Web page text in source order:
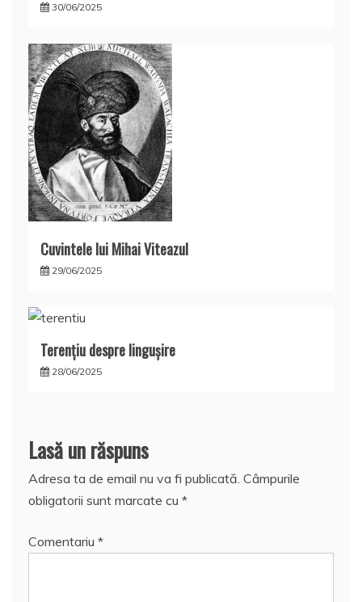
30/06/2025
Cuvintele lui Mihai Viteazul
29/06/2025
Terențiu despre lingușire
28/06/2025
Lasă un răspuns
Adresa ta de email nu va fi publicată. Câmpurile
obligatorii sunt marcate cu *
Comentariu *